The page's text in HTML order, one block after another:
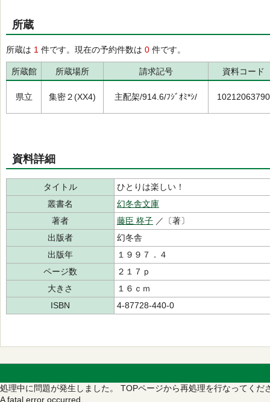
所蔵
所蔵は 1 件です。現在の予約件数は 0 件です。
所蔵館 所蔵場所 請求記号 資料コード
県立 集密２(XX4) 主配架/914.6/ﾌｼﾞｵﾐ*ｼ/ 10212063790
資料詳細
タイトル
ひとりは楽しい！
叢書名
幻冬舎文庫
著者
藤臣 柊子 ／〔著〕
出版者
幻冬舎
出版年
１９９７．４
ページ数
２１７ｐ
大きさ
１６ｃｍ
ISBN
4-87728-440-0
処理中に問題が発生しました。 TOPページから再処理を行なってくだ
A fatal error occurred.